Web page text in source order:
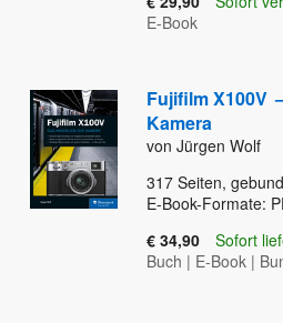
E-Book
Fujifilm X100V
Kamera
von Jürgen Wolf
317 Seiten,
E-Book-Formate:
€ 34,90
Sofort
Buch | E-Book |